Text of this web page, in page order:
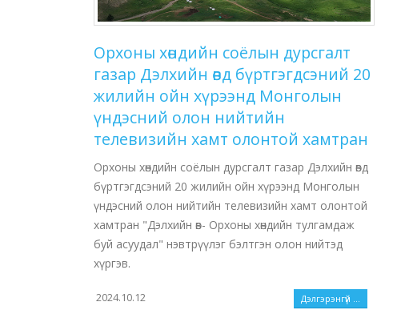
Орхоны хөндийн соёлын дурсгалт
газар Дэлхийн өвд бүртгэгдсэний 20
жилийн ойн хүрээнд Монголын
үндэсний олон нийтийн
телевизийн хамт олонтой хамтран
Орхоны хөндийн соёлын дурсгалт газар Дэлхийн өвд
бүртгэгдсэний 20 жилийн ойн хүрээнд Монголын
үндэсний олон нийтийн телевизийн хамт олонтой
хамтран "Дэлхийн өв- Орхоны хөндийн тулгамдаж
буй асуудал" нэвтрүүлэг бэлтгэн олон нийтэд
хүргэв.
2024.10.12 Дэлгэрэнгүй ...